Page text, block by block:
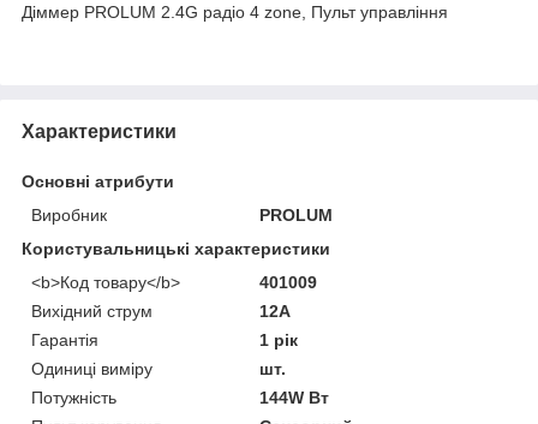
Діммер PROLUM 2.4G радіо 4 zone, Пульт управління
Характеристики
Основні атрибути
Виробник
PROLUM
Користувальницькі характеристики
<b>Код товару</b>
401009
Вихідний струм
12A
Гарантія
1 рік
Одиниці виміру
шт.
Потужність
144W Вт